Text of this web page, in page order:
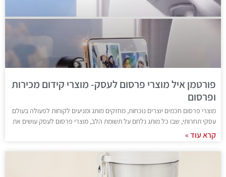
פורטמן איל מוצרי פרסום לעסק- מוצרי קידום מכירות
ופרסום
מוצרי פרסום חכמים יוצרים נוכחות, מחזקים מותג ומניעים לקוחות לפעולה בעולם
עסקי תחרותי, שבו כל מותג נלחם על תשומת הלב, מוצרי פרסום לעסק עושים את
קרא עוד »